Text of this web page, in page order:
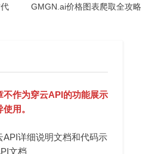
GMGN.ai价格图表爬取全攻略
不作为穿云API的功能展示
用。
API详细说明文档和代码示
文档